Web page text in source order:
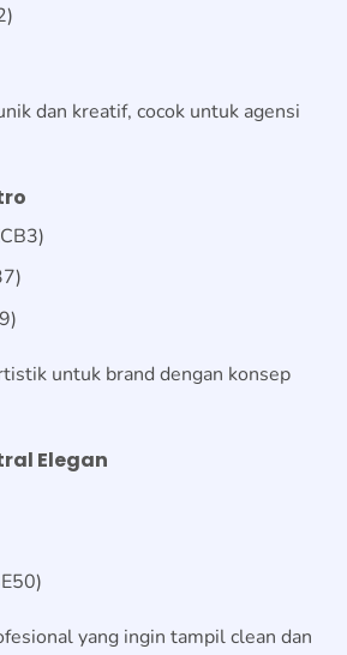
dan kreatif, cocok untuk agensi
untuk brand dengan konsep
Elegan
yang ingin tampil clean dan